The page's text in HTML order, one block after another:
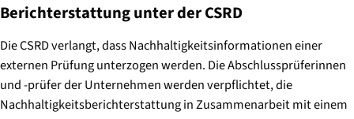
Berichterstattung unter der CSRD
Die CSRD verlangt, dass Nachhaltigkeitsinformationen einer
externen Prüfung unterzogen werden. Die Abschlussprüferinnen
und -prüfer der Unternehmen werden verpflichtet, die
Nachhaltigkeitsberichterstattung in Zusammenarbeit mit einem